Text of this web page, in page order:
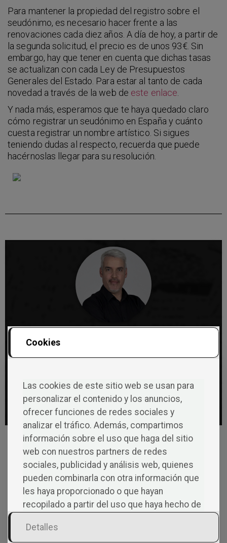
Para mantener la propiedad del registro sobre el
seudónimo, es necesario hacer frente a las
renovaciones cada diez años. A día de hoy, a partir de
la segunda solicitud, el precio es de unos 93€. Sin
embargo, hay que tener en cuenta que dichas tasas
se actualizan con cada Ley de Presupuestos
Generales del Estado. Para estar al tanto de cada
novedad a través de la web de este enlace
Y nada más, esperamos que te haya quedado claro
cómo registrar un seudónimo en España y cuánto
cuesta registrar un nombre artístico. Si sigues
teniendo dudas al respecto, recuerda que puede
hacérnoslas llegar para su resolución.
para publicar tu libro.
OJEA MIS ARTÍCULOS
Ganadores de la VI edición
Relato 48
San Valentín ya no huele a
rosas… huele a páginas
Cookies
Las cookies de este sitio web se usan para
personalizar el contenido y los anuncios,
ofrecer funciones de redes sociales y
analizar el tráfico. Además, compartimos
información sobre el uso que haga del sitio
web con nuestros partners de redes
sociales, publicidad y análisis web, quienes
pueden combinarla con otra información que
les haya proporcionado o que hayan
recopilado a partir del uso que haya hecho de
Detalles